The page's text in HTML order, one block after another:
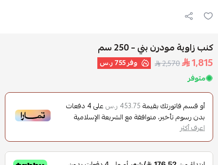
كنب زاوية مودرن بني – 250 سم
1,815
2,570 وفر755 ر.س
متوفر
أو قسم فاتورتك بقيمة 453.75 ر.س على4 دفعات
بدون رسوم تأخير، متوافقة مع الشريعة الإسلامية
اعرف أكثر